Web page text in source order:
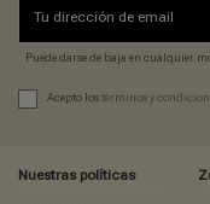
Puede darse de baja en cualquier
Acepto lostérminos y
Nuestras políticas